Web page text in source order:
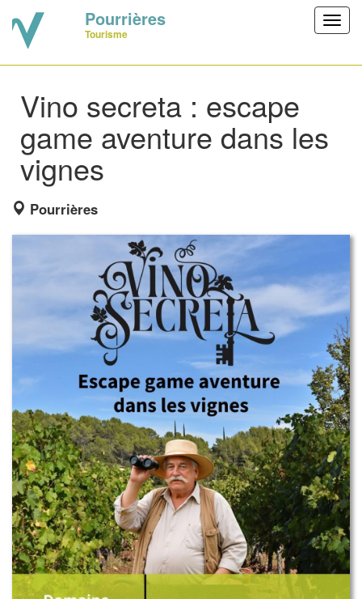
Pourrières
Tourisme
Vino secreta : escape
game aventure dans les
vignes
Pourrières